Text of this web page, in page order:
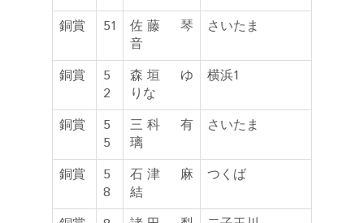
銅賞 51
佐藤 琴
音
さいたま
銅賞
5
2
森垣 ゆ
りな
横浜1
銅賞
5
5
三科 有
璃
さいたま
銅賞
5
8
石津 麻
結
つくば